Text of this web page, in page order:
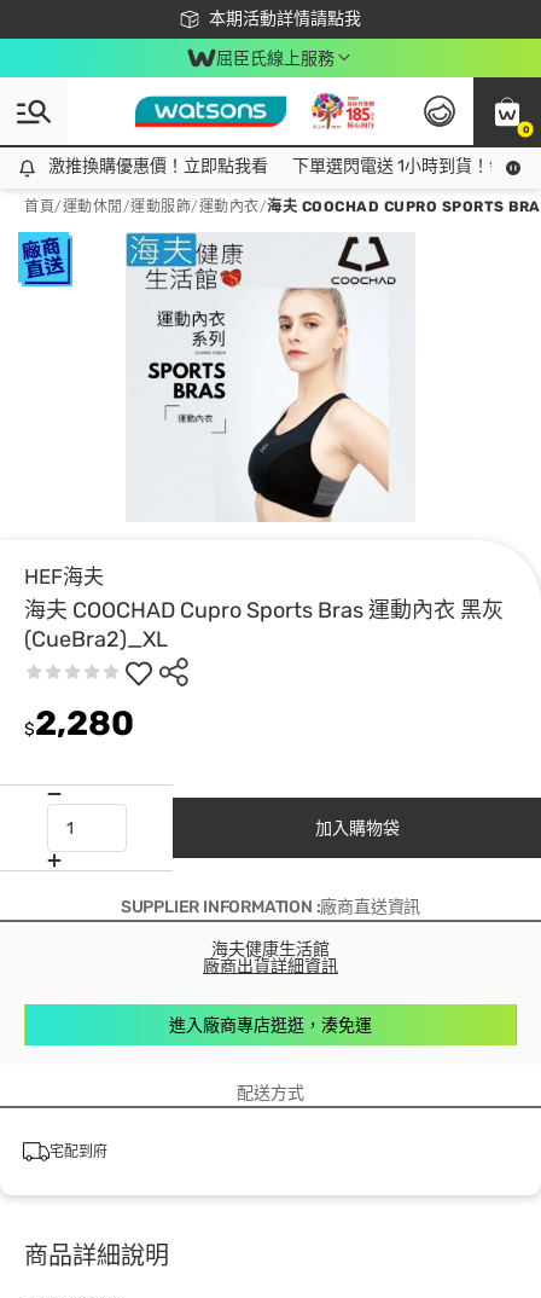
本期活動詳情請點我
下載app最高回饋$350
屈臣氏線上服務
0
激推換購優惠價！立即點我看
激推換購優惠價！立即點我看 下單選閃電送 1小時到貨！領神
首頁/運動休閒 /運動服飾/運動內衣/海夫 COOCHAD CUPRO SPORTS
HEF海夫
海夫 COOCHAD Cupro Sports Bras 運動內衣 黑灰
(CueBra2)_XL
$2,280
加入購物袋
SUPPLIER INFORMATION :廠商直送資訊
海夫健康生活館
廠商出貨詳細資訊
進入廠商專店逛逛，湊免運
配送方式
宅配到府
商品詳細說明